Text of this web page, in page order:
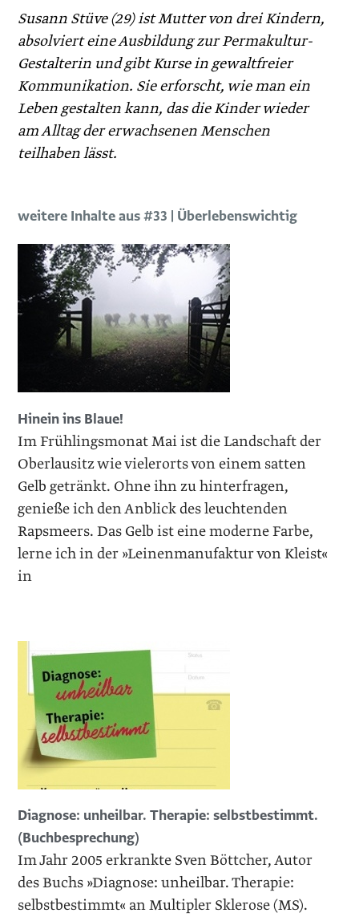
Susann Stüve (29) ist Mutter von drei Kindern,
absolviert eine Ausbildung zur Permakultur-
Gestalterin und gibt Kurse in gewaltfreier
Kommunikation. Sie erforscht, wie man ein
Leben gestalten kann, das die Kinder wieder
am Alltag der erwachsenen Menschen
teilhaben lässt.
weitere Inhalte aus #33 | Überlebenswichtig
Hinein ins Blaue!
Im Frühlingsmonat Mai ist die Landschaft der
Oberlausitz wie vielerorts von einem satten
Gelb getränkt. Ohne ihn zu hinterfragen,
genieße ich den Anblick des leuchtenden
Rapsmeers. Das Gelb ist eine moderne Farbe,
lerne ich in der »Leinenmanufaktur von Kleist«
in
Diagnose: unheilbar. Therapie: selbstbestimmt.
(Buchbesprechung)
Im Jahr 2005 erkrankte Sven Böttcher, Autor
des Buchs »Diagnose: unheilbar. Therapie:
selbstbestimmt« an Multipler Sklerose (MS).